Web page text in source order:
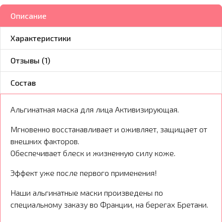
Описание
Характеристики
Отзывы (1)
Состав
Альгинатная маска для лица Активизирующая.
Мгновенно восстанавливает и оживляет, защищает от
внешних факторов.
Обеспечивает блеск и жизненную силу коже.
Эффект уже после первого применения!
Наши альгинатные маски произведены по
специальному заказу во Франции, на берегах Бретани.